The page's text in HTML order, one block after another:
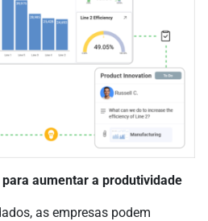
aumentar a produtividade
as empresas podem